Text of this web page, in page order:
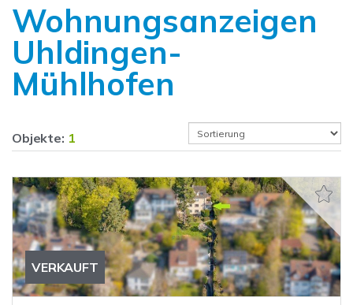
Wohnungsanzeigen
Uhldingen-
Mühlhofen
Objekte: 1
VERKAUFT